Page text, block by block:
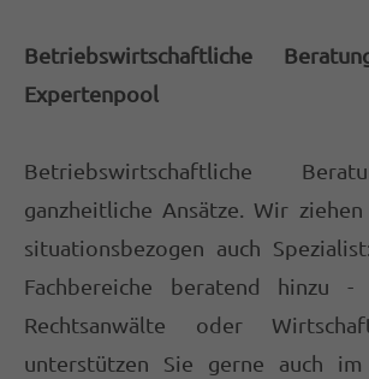
ridiculus mus. Donec quam felis,
nec.
Betriebswirtschaftliche
Expertenpool
Betriebswirtschaftliche
ganzheitliche Ansätze. Wir
situationsbezogen auch
Fachbereiche beratend hinzu -
Rechtsanwälte oder
unterstützen Sie gerne auch